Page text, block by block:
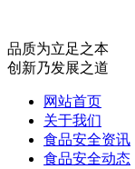
品质为立足之本
创新乃发展之道
网站首页
关于我们
食品安全资讯
食品安全动态